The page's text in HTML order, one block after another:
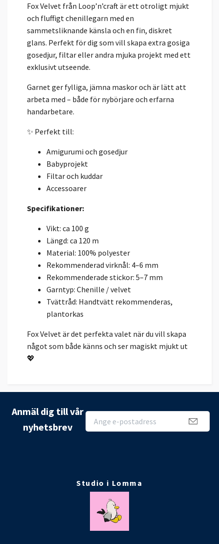
Fox Velvet från Loop’n’craft är ett otroligt mjukt
och fluffigt chenillegarn med en
sammetsliknande känsla och en fin, diskret
glans. Perfekt för dig som vill skapa extra gosiga
gosedjur, filtar eller andra mjuka projekt med ett
exklusivt utseende.
Garnet ger fylliga, jämna maskor och är lätt att
arbeta med – både för nybörjare och erfarna
handarbetare.
✨ Perfekt till:
Amigurumi och gosedjur
Babyprojekt
Filtar och kuddar
Accessoarer
Specifikationer:
Vikt: ca 100 g
Längd: ca 120 m
Material: 100% polyester
Rekommenderad virknål: 4–6 mm
Rekommenderade stickor: 5–7 mm
Garntyp: Chenille / velvet
Tvättråd: Handtvätt rekommenderas,
plantorkas
Fox Velvet är det perfekta valet när du vill skapa
något som både känns och ser magiskt mjukt ut
💖
Anmäl dig till vår
nyhetsbrev
Studio i Lomma